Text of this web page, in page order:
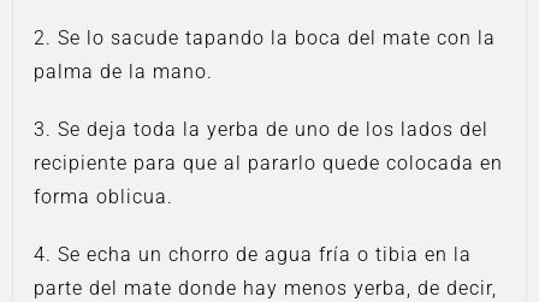
2. Se lo sacude tapando la boca del mate con la
palma de la mano.
3. Se deja toda la yerba de uno de los lados del
recipiente para que al pararlo quede colocada en
forma oblicua.
4. Se echa un chorro de agua fría o tibia en la
parte del mate donde hay menos yerba, de decir,